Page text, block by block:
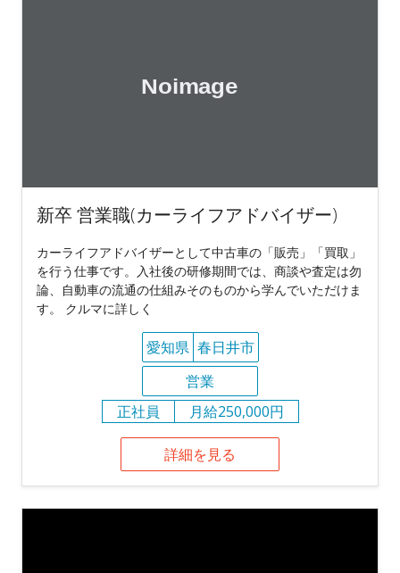
新卒 営業職(カーライフアドバイザー)
カーライフアドバイザーとして中古車の「販売」「買取」
を行う仕事です。入社後の研修期間では、商談や査定は勿
論、自動車の流通の仕組みそのものから学んでいただけま
す。 クルマに詳しく
愛知県 春日井市
営業
正社員
月給250,000円
詳細を見る